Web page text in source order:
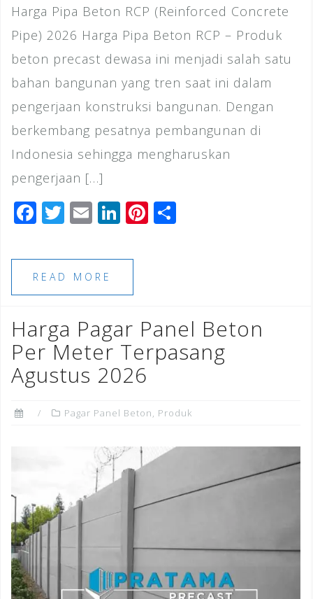
Harga Pipa Beton RCP (Reinforced Concrete
Pipe) 2026 Harga Pipa Beton RCP – Produk
beton precast dewasa ini menjadi salah satu
bahan bangunan yang tren saat ini dalam
pengerjaan konstruksi bangunan. Dengan
berkembang pesatnya pembangunan di
Indonesia sehingga mengharuskan
pengerjaan […]
F
c
e
b
o
o
k
T
tt
e
r
E
ai
l
Li
k
dI
n
Pi
st
READ MORE
Harga Pagar Panel Beton
Per Meter Terpasang
Agustus 2026
Pagar Panel Beton, Produk